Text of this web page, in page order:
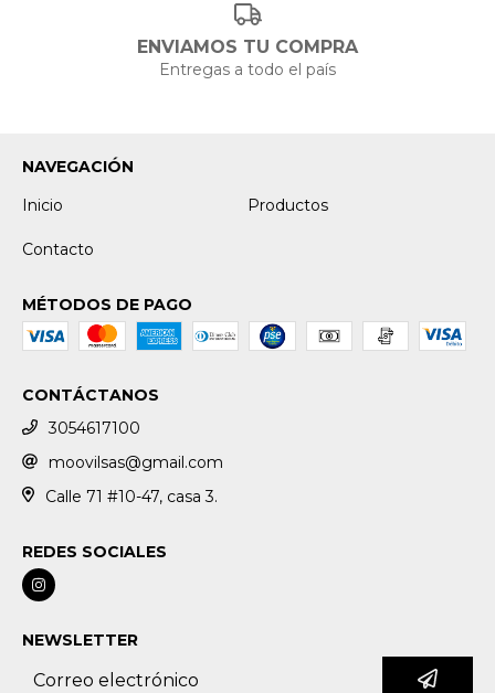
ENVIAMOS TU COMPRA
Entregas a todo el país
NAVEGACIÓN
Inicio
Productos
Contacto
MÉTODOS DE PAGO
CONTÁCTANOS
3054617100
moovilsas@gmail.com
Calle 71 #10-47, casa 3.
REDES SOCIALES
NEWSLETTER